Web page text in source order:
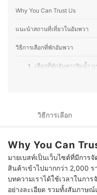
บรรณาธิการของ
เทียบคุณสมบัติ วิ
หลาย จึงมุ่งนำเส
ประวัติของ ก
Why You Can Trust Us
แนะนำสถานที่เที่ยวในอัมพวา
วิธีการเลือกที่พักอัมพวา
1 เลือกที่พักอัมพวาริมน้ำ
10 ที่พักอัมพวา แนะนํา บรรยาก
บทส่งท้าย
วิธีการเลือก
Why You Can
มายเบสท์เป็นเว็บไซต์ที่มีการ
สินค้าเข้าไปมากกว่า 2,000
บทความเราได้ใช้เวลาในกา
อย่างละเอียด รวมทั้งสัมภาษ